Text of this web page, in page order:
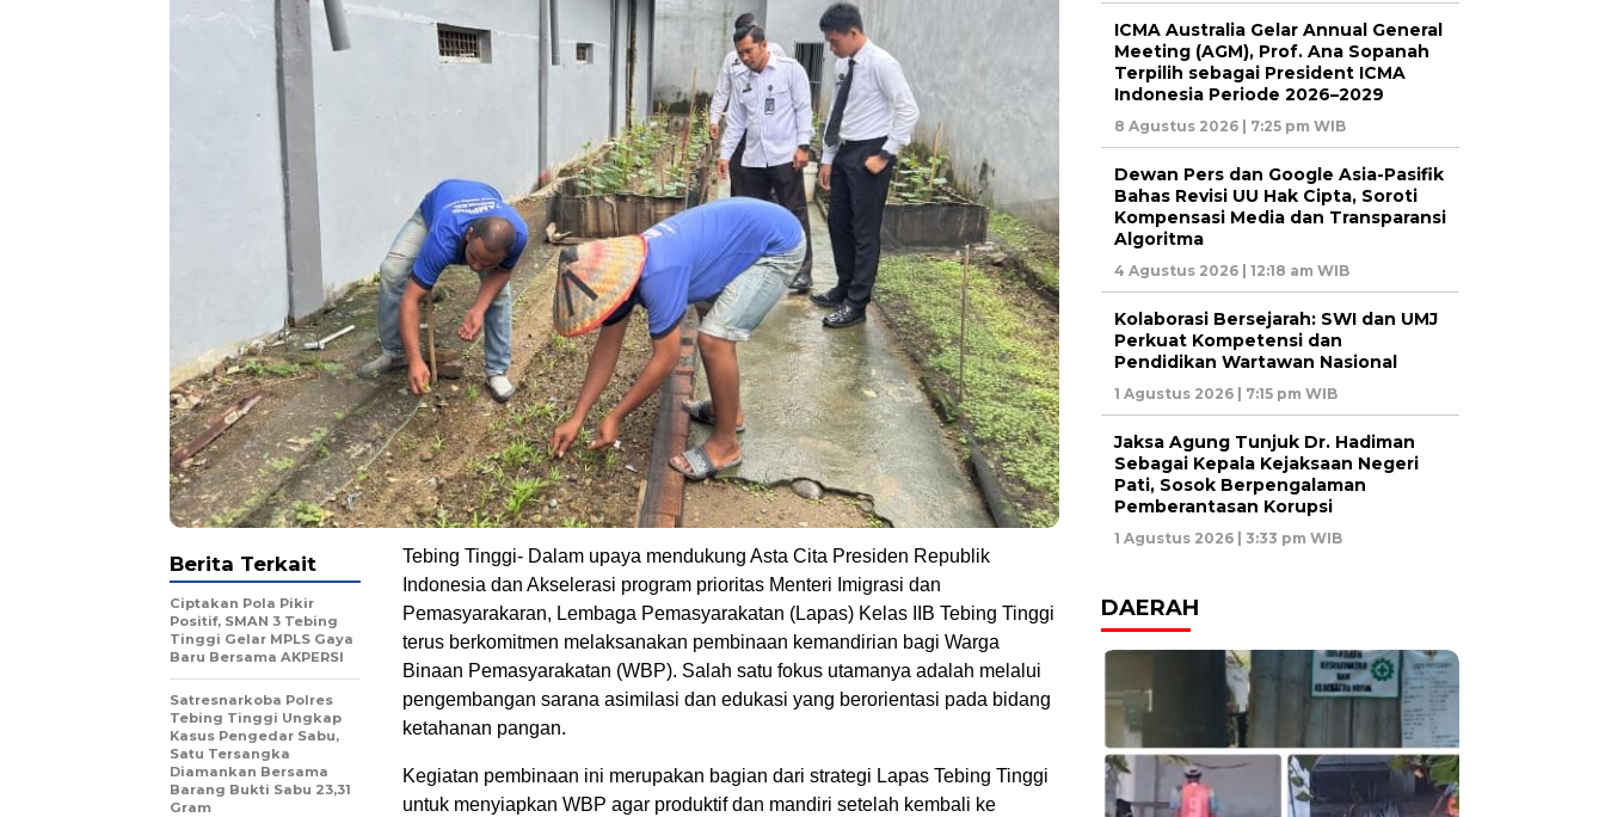
Tebing Tinggi- Dalam upaya mendukung Asta Cita Presiden Republik
Indonesia dan Akselerasi program prioritas Menteri Imigrasi dan
Pemasyarakaran, Lembaga Pemasyarakatan (Lapas) Kelas IIB Tebing Tinggi
terus berkomitmen melaksanakan pembinaan kemandirian bagi Warga
Binaan Pemasyarakatan (WBP). Salah satu fokus utamanya adalah melalui
pengembangan sarana asimilasi dan edukasi yang berorientasi pada bidang
ketahanan pangan.
Kegiatan pembinaan ini merupakan bagian dari strategi Lapas Tebing Tinggi
untuk menyiapkan WBP agar produktif dan mandiri setelah kembali ke
Berita Terkait
Ciptakan Pola Pikir
Positif, SMAN 3 Tebing
Tinggi Gelar MPLS Gaya
Baru Bersama AKPERSI
Satresnarkoba Polres
Tebing Tinggi Ungkap
Kasus Pengedar Sabu,
Satu Tersangka
Diamankan Bersama
Barang Bukti Sabu 23,31
Gram
ICMA Australia Gelar Annual General
Meeting (AGM), Prof. Ana Sopanah
Terpilih sebagai President ICMA
Indonesia Periode 2026–2029
8 Agustus 2026 | 7:25 pm WIB
Dewan Pers dan Google Asia-Pasifik
Bahas Revisi UU Hak Cipta, Soroti
Kompensasi Media dan Transparansi
Algoritma
4 Agustus 2026 | 12:18 am WIB
Kolaborasi Bersejarah: SWI dan UMJ
Perkuat Kompetensi dan
Pendidikan Wartawan Nasional
1 Agustus 2026 | 7:15 pm WIB
Jaksa Agung Tunjuk Dr. Hadiman
Sebagai Kepala Kejaksaan Negeri
Pati, Sosok Berpengalaman
Pemberantasan Korupsi
1 Agustus 2026 | 3:33 pm WIB
DAERAH